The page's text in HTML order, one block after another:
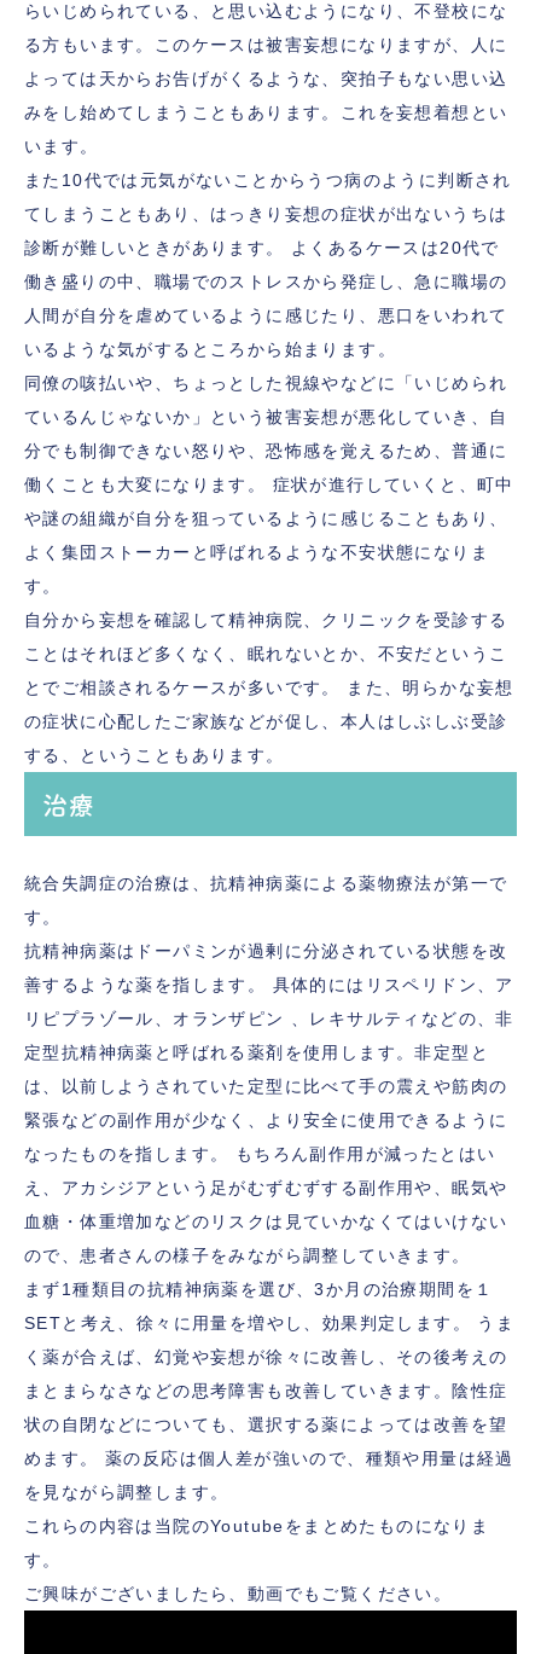
らいじめられている、と思い込むようになり、不登校にな
る方もいます。このケースは被害妄想になりますが、人に
よっては天からお告げがくるような、突拍子もない思い込
みをし始めてしまうこともあります。これを妄想着想とい
います。
また10代では元気がないことからうつ病のように判断され
てしまうこともあり、はっきり妄想の症状が出ないうちは
診断が難しいときがあります。 よくあるケースは20代で
働き盛りの中、職場でのストレスから発症し、急に職場の
人間が自分を虐めているように感じたり、悪口をいわれて
いるような気がするところから始まります。
同僚の咳払いや、ちょっとした視線やなどに「いじめられ
ているんじゃないか」という被害妄想が悪化していき、自
分でも制御できない怒りや、恐怖感を覚えるため、普通に
働くことも大変になります。 症状が進行していくと、町中
や謎の組織が自分を狙っているように感じることもあり、
よく集団ストーカーと呼ばれるような不安状態になりま
す。
自分から妄想を確認して精神病院、クリニックを受診する
ことはそれほど多くなく、眠れないとか、不安だというこ
とでご相談されるケースが多いです。 また、明らかな妄想
の症状に心配したご家族などが促し、本人はしぶしぶ受診
する、ということもあります。
治療
統合失調症の治療は、抗精神病薬による薬物療法が第一で
す。
抗精神病薬はドーパミンが過剰に分泌されている状態を改
善するような薬を指します。 具体的にはリスペリドン、ア
リピプラゾール、オランザピン 、レキサルティなどの、非
定型抗精神病薬と呼ばれる薬剤を使用します。非定型と
は、以前しようされていた定型に比べて手の震えや筋肉の
緊張などの副作用が少なく、より安全に使用できるように
なったものを指します。 もちろん副作用が減ったとはい
え、アカシジアという足がむずむずする副作用や、眠気や
血糖・体重増加などのリスクは見ていかなくてはいけない
ので、患者さんの様子をみながら調整していきます。
まず1種類目の抗精神病薬を選び、3か月の治療期間を１
SETと考え、徐々に用量を増やし、効果判定します。 うま
く薬が合えば、幻覚や妄想が徐々に改善し、その後考えの
まとまらなさなどの思考障害も改善していきます。陰性症
状の自閉などについても、選択する薬によっては改善を望
めます。 薬の反応は個人差が強いので、種類や用量は経過
を見ながら調整します。
これらの内容は当院のYoutubeをまとめたものになりま
す。
ご興味がございましたら、動画でもご覧ください。